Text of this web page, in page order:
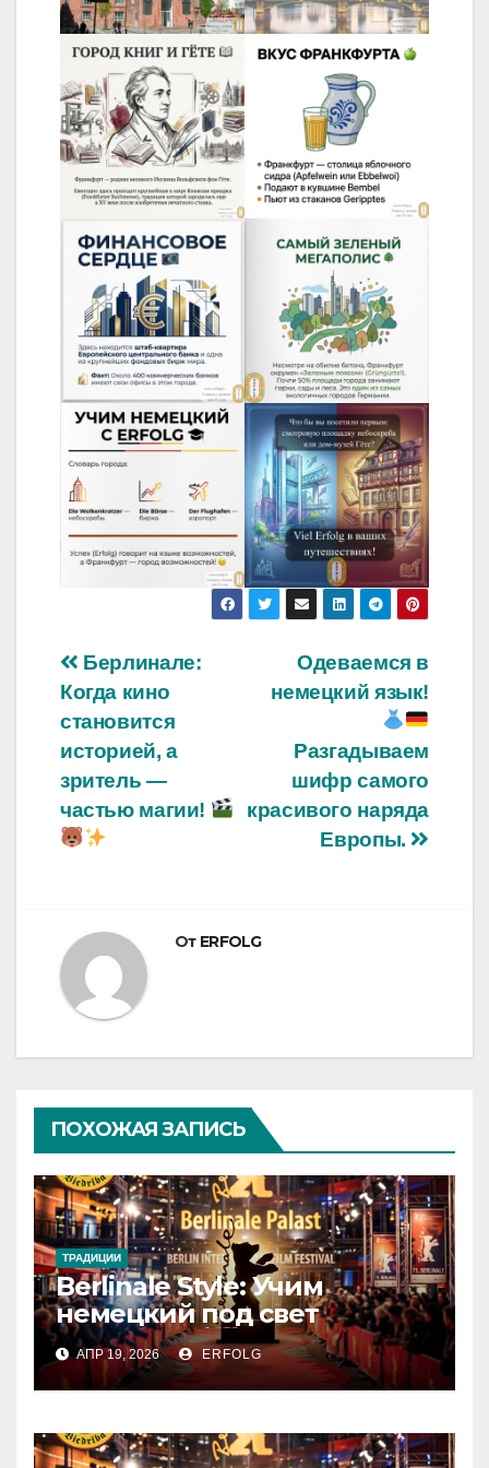
Навигация
по
записям
Одеваемся в
немецкий язык!
Разгадываем
шифр самого
красивого наряда
Европы.
Берлинале:
Когда кино
становится
историей, а
зритель —
частью магии!
От ERFOLG
ПОХОЖАЯ ЗАПИСЬ
ТРАДИЦИИ
Berlinale Style: Учим
немецкий под свет
софитов!
АПР 19, 2026 ERFOLG